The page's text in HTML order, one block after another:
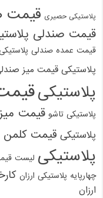
پلاستیکی حصیری قیمت
قیمت صندلی
قیمت عمده صندلی
پلاستیکی قیمت میز
پلاستیکی
پلاستیکی تاشو قیمت
پلاستیکی قیمت کلمن
پلاستیکی لیست
چهارپایه پلاستیکی ارزان
ارزان